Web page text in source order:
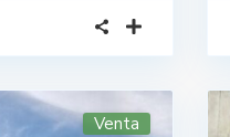
Venta